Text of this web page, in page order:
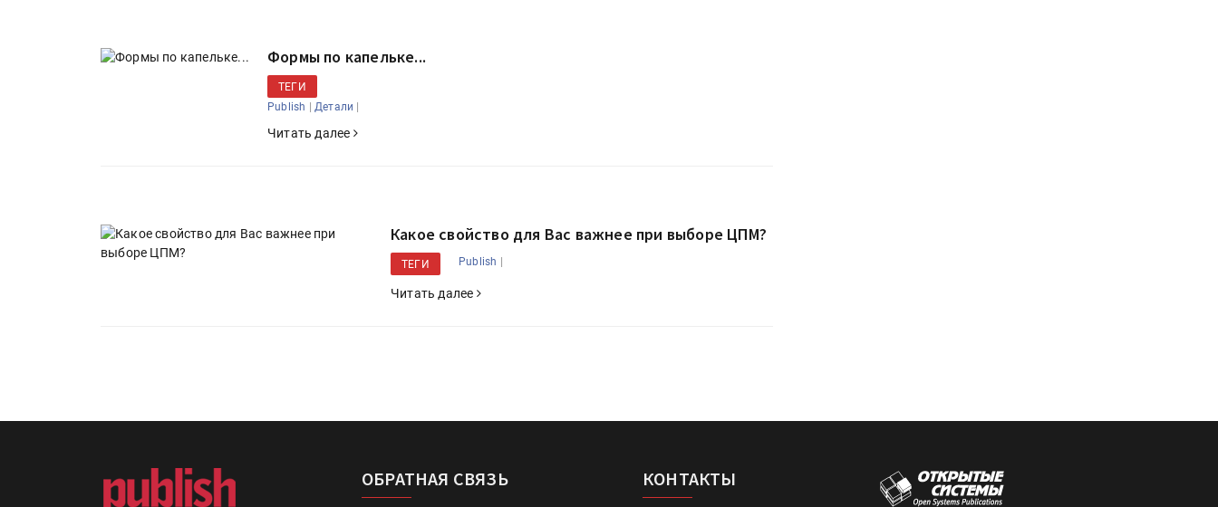
Формы по капельке...
ТЕГИ
Publish | Детали |
Читать далее
Какое свойство для Вас важнее при выборе ЦПМ?
ТЕГИ Publish |
Читать далее
ОБРАТНАЯ СВЯЗЬ КОНТАКТЫ